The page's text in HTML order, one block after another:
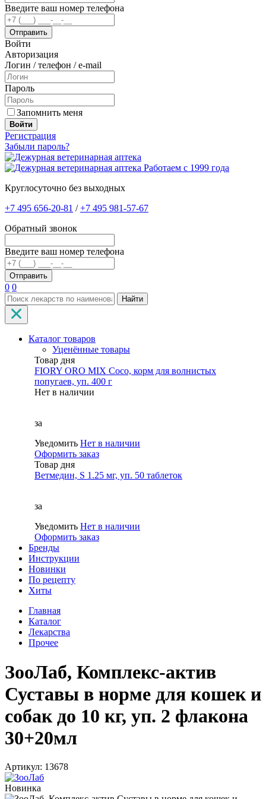
Введите ваш номер телефона
Войти
Авторизация
Логин / телефон / e-mail
Пароль
Запомнить меня
Войти
Регистрация
Забыли пароль?
Работаем с 1999 года
Круглосуточно без выходных
+7 495 656-20-81 /+7 495 981-57-67
Обратный звонок
Введите ваш номер телефона
0 0
Найти
Каталог товаров
Уценённые товары
Товар дня
FIORY ORO MIX Coco, корм для волнистых
попугаев, уп. 400 г
Нет в наличии
за
Уведомить Нет в наличии
Оформить заказ
Товар дня
Ветмедин, S 1.25 мг, уп. 50 таблеток
за
Уведомить Нет в наличии
Оформить заказ
Бренды
Инструкции
Новинки
По рецепту
Хиты
Главная
Каталог
Лекарства
Прочее
ЗооЛаб, Комплекс-актив
Суставы в норме для кошек и
собак до 10 кг, уп. 2 флакона
30+20мл
Артикул: 13678
Новинка